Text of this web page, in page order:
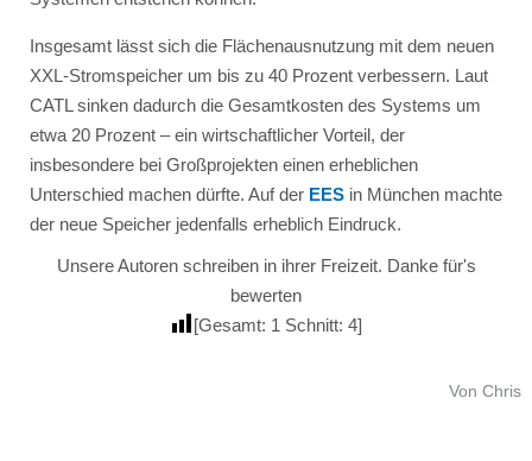
Insgesamt lässt sich die Flächenausnutzung mit dem neuen
XXL-Stromspeicher um bis zu 40 Prozent verbessern. Laut
CATL sinken dadurch die Gesamtkosten des Systems um
etwa 20 Prozent – ein wirtschaftlicher Vorteil, der
insbesondere bei Großprojekten einen erheblichen
Unterschied machen dürfte. Auf der EESin München machte
der neue Speicher jedenfalls erheblich Eindruck.
Unsere Autoren schreiben in ihrer Freizeit. Danke für's
bewerten
[Gesamt: 1 Schnitt: 4]
Von Chris